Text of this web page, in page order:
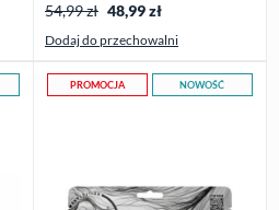
54,99 zł 48,99zł
Dodaj do przechowalni
PROMOCJA NOWOŚĆ